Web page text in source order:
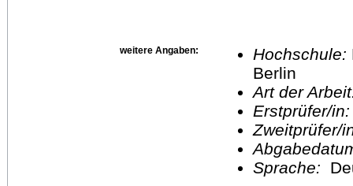
weitere Angaben: Hochschule:
Berlin
Art der
Erstprüfer/
Sprache: